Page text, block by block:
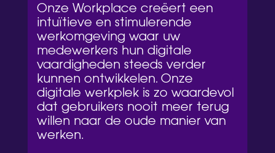
Onze Workplace creëert een
intuïtieve en stimulerende
werkomgeving waar uw
medewerkers hun digitale
vaardigheden steeds verder
kunnen ontwikkelen. Onze
digitale werkplek is zo waardevol
dat gebruikers nooit meer terug
willen naar de oude manier van
werken.